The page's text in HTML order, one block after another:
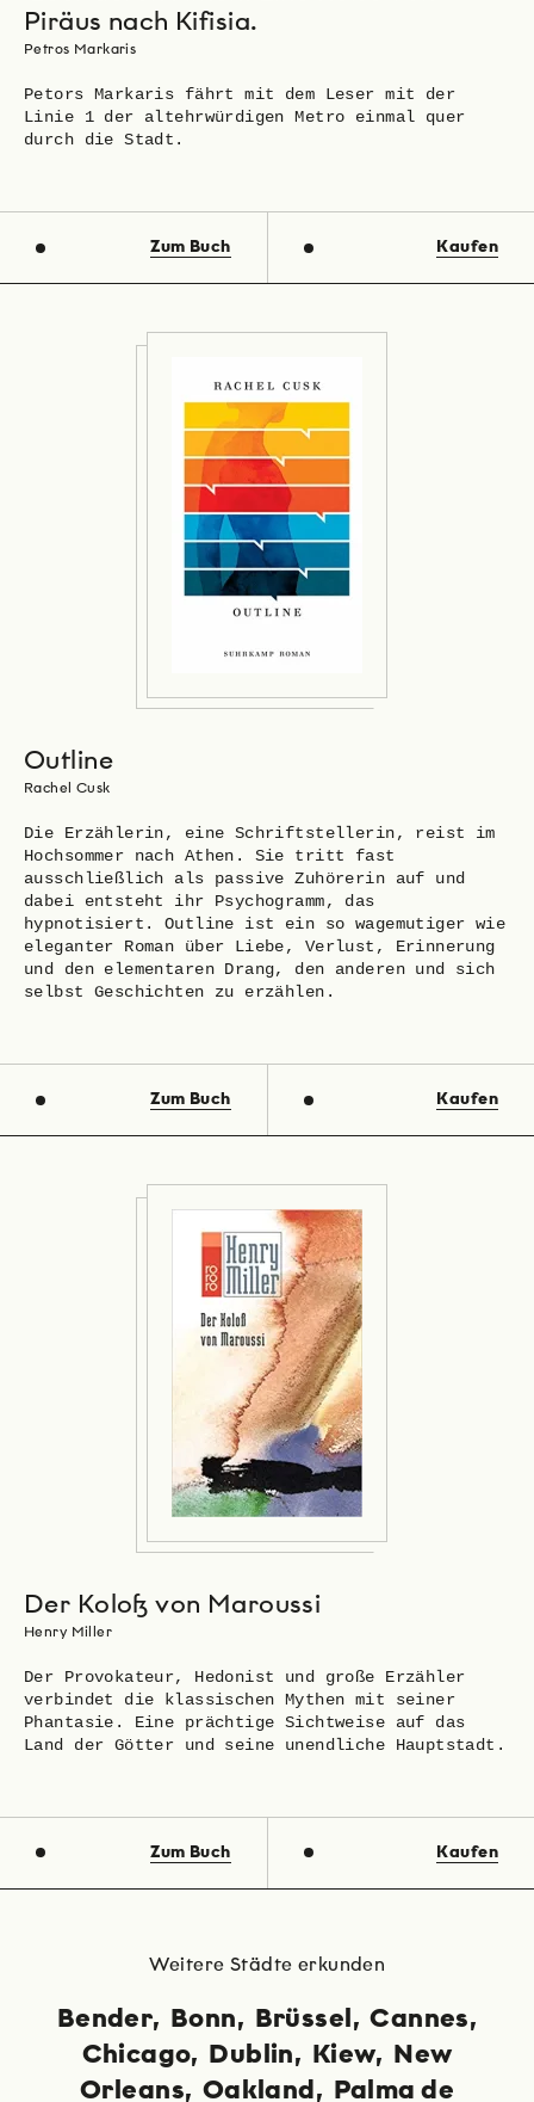
Piräus nach Kifisia.
Petros Markaris
Petors Markaris fährt mit dem Leser mit der
Linie 1 der altehrwürdigen Metro einmal quer
durch die Stadt.
Zum Buch Kaufen
Outline
Rachel Cusk
Die Erzählerin, eine Schriftstellerin, reist im
Hochsommer nach Athen. Sie tritt fast
ausschließlich als passive Zuhörerin auf und
dabei entsteht ihr Psychogramm, das
hypnotisiert. Outline ist ein so wagemutiger wie
eleganter Roman über Liebe, Verlust, Erinnerung
und den elementaren Drang, den anderen und sich
selbst Geschichten zu erzählen.
Zum Buch Kaufen
Der Koloß von Maroussi
Henry Miller
Der Provokateur, Hedonist und große Erzähler
verbindet die klassischen Mythen mit seiner
Phantasie. Eine prächtige Sichtweise auf das
Land der Götter und seine unendliche Hauptstadt.
Zum Buch Kaufen
Weitere Städte erkunden
Bender Bonn Brüssel
Cannes
Chicago
Dublin Kiew
New
Orleans
Oakland Palma de